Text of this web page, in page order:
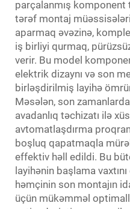
parçalanmış komponent
tərəf montaj
aparmaq əvəzinə,
iş birliyi qurmaq,
verir. Bu model
elektrik dizaynı və son
birləşdirilmiş layihə
Məsələn, son
avadanlıq təchizatı ilə
avtomatlaşdırma
boşluq qapatmaqla
effektiv həll edildi. Bu
layihənin başlama
həmçinin son montajın
üçün mükəmməl